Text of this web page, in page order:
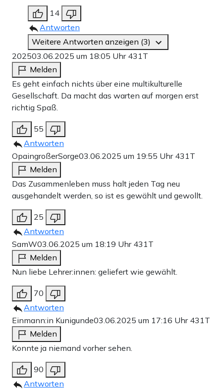
14
Antworten
Weitere Antworten anzeigen (3)
202503.06.2025 um 18:05 Uhr 431T
Melden
Es geht einfach nichts über eine multikulturelle
Gesellschaft. Da macht das warten auf morgen erst
richtig Spaß.
55
Antworten
OpaingroßerSorge03.06.2025 um 19:55 Uhr 431T
Melden
Das Zusammenleben muss halt jeden Tag neu
ausgehandelt werden, so ist es gewählt und gewollt.
25
Antworten
SamW03.06.2025 um 18:19 Uhr 431T
Melden
Nun liebe Lehrer:innen: geliefert wie gewählt.
70
Antworten
Einmann:in Kunigunde03.06.2025 um 17:16 Uhr 431T
Melden
Konnte ja niemand vorher sehen.
90
Antworten